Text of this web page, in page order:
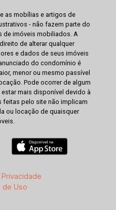
as mobílias e artigos de
- não fazem parte do
de imóveis mobiliados. A
de alterar qualquer
e dados de seus imóveis
do condomínio é
menor ou mesmo passível
Pode ocorrer de algum
mais disponível devido à
pelo site não implicam
ou locação de quaisquer
de Uso